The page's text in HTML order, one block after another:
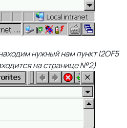
нужный нам пункт I2OF5
на странице №2)